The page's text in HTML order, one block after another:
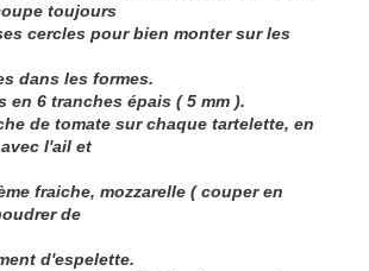
toujours
cercles pour bien monter sur les
dans les formes.
en 6 tranches épais ( 5 mm ).
de tomate sur chaque tartelette, en
l'ail et
fraiche, mozzarelle ( couper en
de
d'espelette.